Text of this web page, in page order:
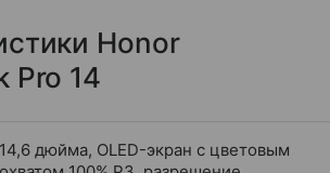
Honor
Pro 14
14,6 дюйма, OLED-экран с цветовым